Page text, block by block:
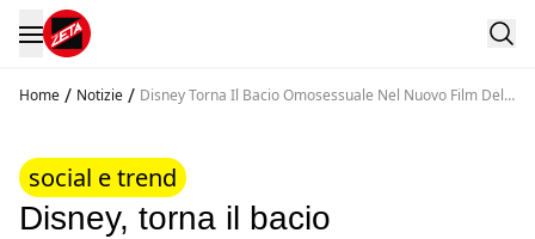
Home / Notizie / Disney Torna Il Bacio Omosessuale Nel Nuovo Film Della
social e trend
Disney, torna il bacio